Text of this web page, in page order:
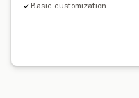
Testy A/B Śledzenie
Basic customization